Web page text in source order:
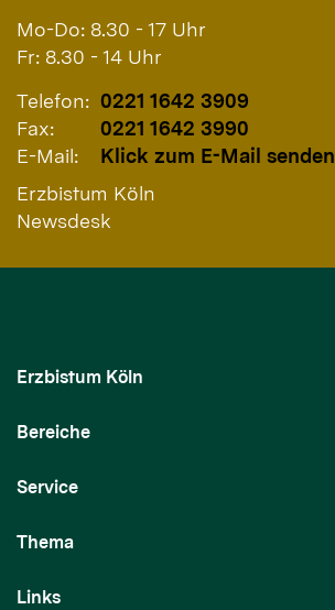
Mo-Do: 8.30 - 17 Uhr
Fr: 8.30 - 14 Uhr
Telefon: 0221 1642 3909
Fax:
0221 1642 3990
E-Mail:
Klick zum E-Mail senden
Erzbistum Köln
Newsdesk
Erzbistum Köln
Bereiche
Service
Thema
Links